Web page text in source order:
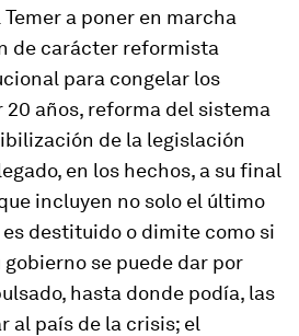
a poner en marcha
de carácter reformista
para congelar los
años, reforma del sistema
de la legislación
en los hechos, a su final
incluyen no solo el último
es destituido o dimite como si
se puede dar por
hasta donde podía, las
al país de la crisis; el